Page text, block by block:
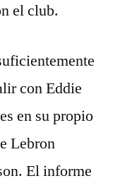
el club.
con Eddie
en su propio
Lebron
El informe